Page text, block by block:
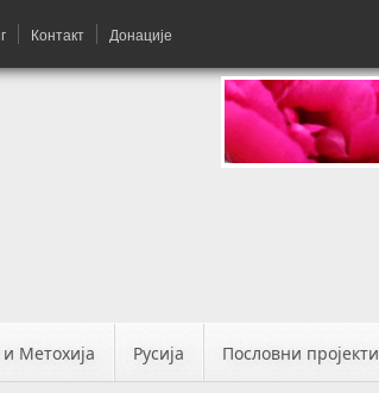
Контакт Донације
Метохија Русија Пословни пројекти